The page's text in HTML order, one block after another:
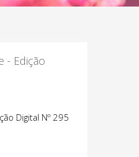
- Edição
Digital Nº 295